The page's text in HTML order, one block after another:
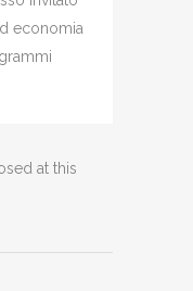
economia
at this